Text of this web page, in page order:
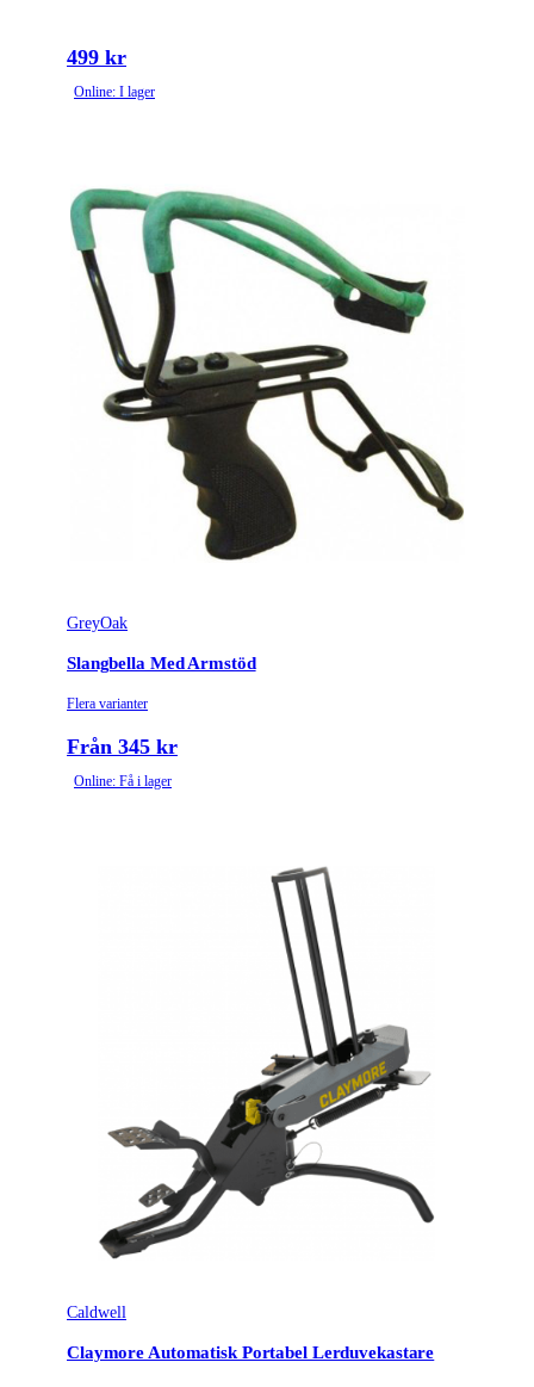
499 kr
Online: I lager
GreyOak
Slangbella Med Armstöd
Flera varianter
Från 345 kr
Online: Få i lager
Caldwell
Claymore Automatisk Portabel Lerduvekastare